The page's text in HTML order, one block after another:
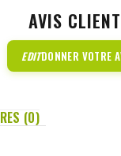
AVIS
EDITDONNER VOTRE
(0)